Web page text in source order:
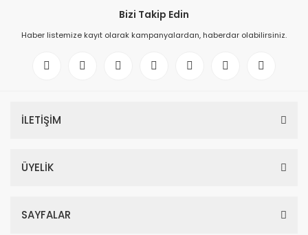
Bizi Takip Edin
Haber listemize kayıt olarak kampanyalardan, haberdar olabilirsiniz.
İLETİŞİM
ÜYELİK
SAYFALAR